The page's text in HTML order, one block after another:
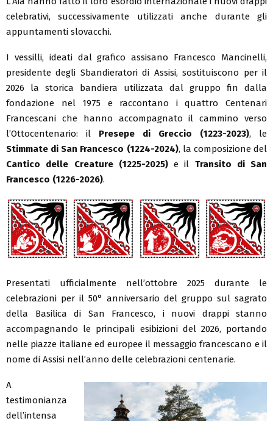
celebrativi, successivamente utilizzati anche durante gli
appuntamenti slovacchi.
I vessilli, ideati dal grafico assisano Francesco Mancinelli,
presidente degli Sbandieratori di Assisi, sostituiscono per il
2026 la storica bandiera utilizzata dal gruppo fin dalla
fondazione nel 1975 e raccontano i quattro Centenari
Francescani che hanno accompagnato il cammino verso
l’Ottocentenario: il Presepe di Greccio (1223-2023), le
Stimmate di San Francesco (1224-2024), la composizione del
Cantico delle Creature (1225-2025)e il Transito di San
Francesco (1226-2026).
Presentati ufficialmente nell’ottobre 2025 durante le
celebrazioni per il 50° anniversario del gruppo sul sagrato
della Basilica di San Francesco, i nuovi drappi stanno
accompagnando le principali esibizioni del 2026, portando
nelle piazze italiane ed europee il messaggio francescano e il
nome di Assisi nell’anno delle celebrazioni centenarie.
A
testimonianza
dell’intensa